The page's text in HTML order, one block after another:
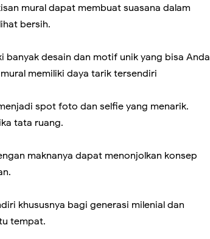
mural dapat membuat suasana dalam
bersih.
banyak desain dan motif unik yang bisa Anda
memiliki daya tarik tersendiri
spot foto dan selfie yang menarik.
tata ruang.
maknanya dapat menonjolkan konsep
khususnya bagi generasi milenial dan
tempat.